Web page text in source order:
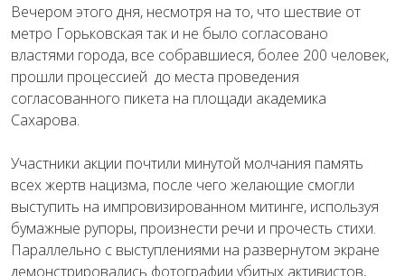
Вечером этого дня, несмотря на то, что шествие от
метро Горьковская так и не было согласовано
властями города, все собравшиеся, более 200 человек,
прошли процессией до места проведения
согласованного пикета на площади академика
Сахарова.
Участники акции почтили минутой молчания память
всех жертв нацизма, после чего желающие смогли
выступить на импровизированном митинге, используя
бумажные рупоры, произнести речи и прочесть стихи.
Параллельно с выступлениями на развернутом экране
демонстрировались фотографии убитых активистов,